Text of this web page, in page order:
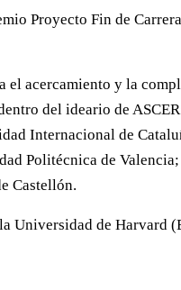
Proyecto Fin de
el acercamiento y la
del ideario de
Internacional de
Politécnica de
Castellón.
Universidad de Harvard